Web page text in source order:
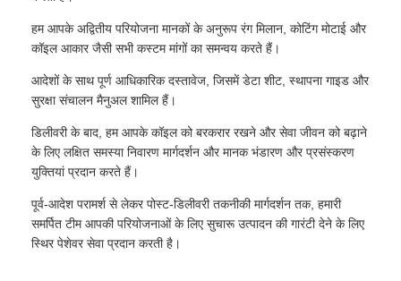
हम आपके अद्वितीय परियोजना मानकों के अनुरूप रंग मिलान, कोटिंग मोटाई और
कॉइल आकार जैसी सभी कस्टम मांगों का समन्वय करते हैं।
आदेशों के साथ पूर्ण आधिकारिक दस्तावेज, जिसमें डेटा शीट, स्थापना गाइड और
सुरक्षा संचालन मैनुअल शामिल हैं।
डिलीवरी के बाद, हम आपके कॉइल को बरकरार रखने और सेवा जीवन को बढ़ाने
के लिए लक्षित समस्या निवारण मार्गदर्शन और मानक भंडारण और प्रसंस्करण
युक्तियां प्रदान करते हैं।
पूर्व-आदेश परामर्श से लेकर पोस्ट-डिलीवरी तकनीकी मार्गदर्शन तक, हमारी
समर्पित टीम आपकी परियोजनाओं के लिए सुचारू उत्पादन की गारंटी देने के लिए
स्थिर पेशेवर सेवा प्रदान करती है।